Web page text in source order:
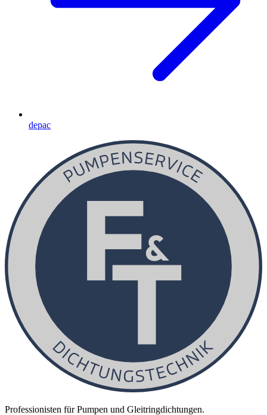
depac
Professionisten für Pumpen und Gleitringdichtungen.